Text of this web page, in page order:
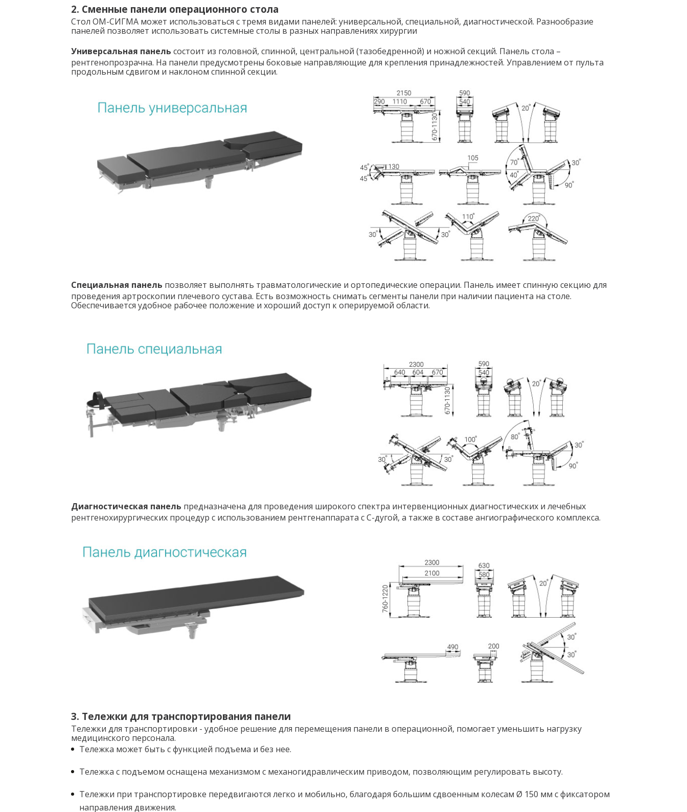
2. Сменные панели операционного стола
Стол ОМ-СИГМА может использоваться с тремя видами панелей: универсальной, специальной, диагностической. Разнообразие
панелей позволяет использовать системные столы в разных направлениях хирургии
Универсальная панель состоит из головной, спинной, центральной (тазобедренной) и ножной секций. Панель стола –
рентгенопрозрачна. На панели предусмотрены боковые направляющие для крепления принадлежностей. Управлением от пульта
продольным сдвигом и наклоном спинной секции.
Специальная панель позволяет выполнять травматологические и ортопедические операции. Панель имеет спинную секцию для
проведения артроскопии плечевого сустава. Есть возможность снимать сегменты панели при наличии пациента на столе.
Обеспечивается удобное рабочее положение и хороший доступ к оперируемой области.
Диагностическая панель предназначена для проведения широкого спектра интервенционных диагностических и лечебных
рентгенохирургических процедур с использованием рентгенаппарата с С-дугой, а также в составе ангиографического комплекса.
3. Тележки для транспортирования панели
Тележки для транспортировки - удобное решение для перемещения панели в операционной, помогает уменьшить нагрузку
медицинского персонала.
Тележка может быть с функцией подъема и без нее.
Тележка с подъемом оснащена механизмом с механогидравлическим приводом, позволяющим регулировать высоту.
Тележки при транспортировке передвигаются легко и мобильно, благодаря большим сдвоенным колесам Ø 150 мм с фиксатором
направления движения.